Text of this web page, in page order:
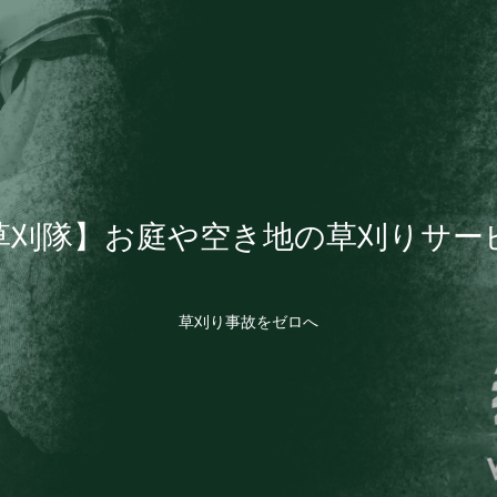
刈隊】お庭や空き地の草刈りサー
草刈り事故をゼロへ